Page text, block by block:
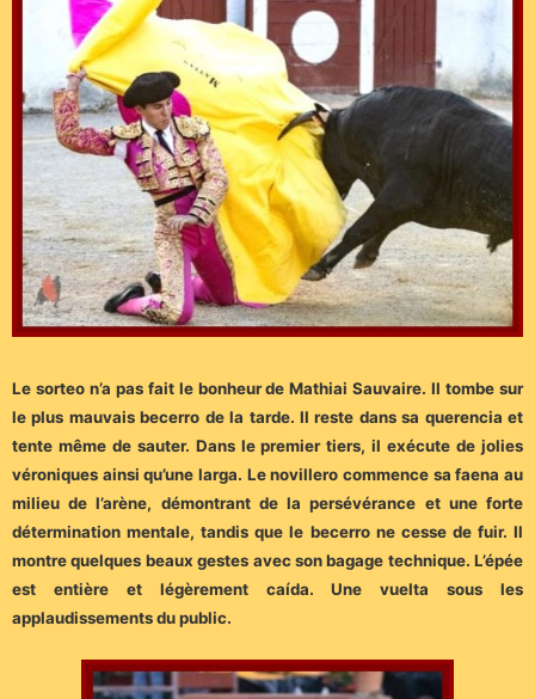
Le sorteo n’a pas fait le bonheur de Mathiai Sauvaire. Il tombe sur
le plus mauvais becerro de la tarde. Il reste dans sa querencia et
tente même de sauter. Dans le premier tiers, il exécute de jolies
véroniques ainsi qu’une larga. Le novillero commence sa faena au
milieu de l’arène, démontrant de la persévérance et une forte
détermination mentale, tandis que le becerro ne cesse de fuir. Il
montre quelques beaux gestes avec son bagage technique. L’épée
est entière et légèrement caída. Une vuelta sous les
applaudissements du public.